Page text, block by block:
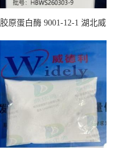
胶原蛋白酶 9001-12-1 湖北威